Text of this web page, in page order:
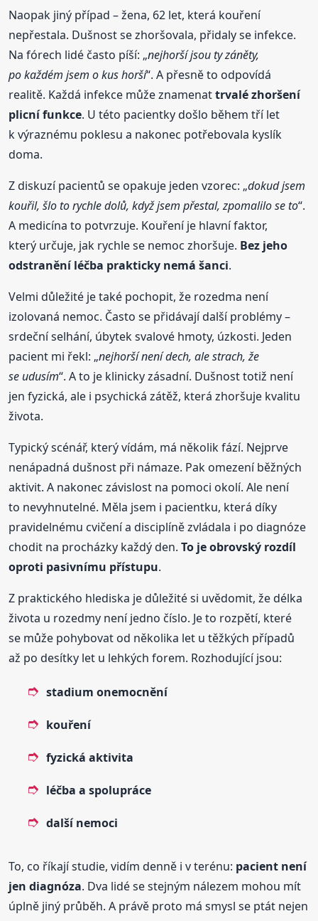
Naopak jiný případ – žena, 62 let, která kouření
nepřestala. Dušnost se zhoršovala, přidaly se infekce.
Na fórech lidé často píší: „nejhorší jsou ty záněty,
po každém jsem o kus horší“. A přesně to odpovídá
realitě. Každá infekce může znamenattrvalé zhoršení
plicní funkce. U této pacientky došlo během tří let
k výraznému poklesu a nakonec potřebovala kyslík
doma.
Z diskuzí pacientů se opakuje jeden vzorec: „dokud jsem
kouřil, šlo to rychle dolů, když jsem přestal, zpomalilo se to“.
A medicína to potvrzuje. Kouření je hlavní faktor,
který určuje, jak rychle se nemoc zhoršuje. Bez jeho
odstranění léčba prakticky nemá šanci.
Velmi důležité je také pochopit, že rozedma není
izolovaná nemoc. Často se přidávají další problémy –
srdeční selhání, úbytek svalové hmoty, úzkosti. Jeden
pacient mi řekl: „nejhorší není dech, ale strach, že
se udusím“. A to je klinicky zásadní. Dušnost totiž není
jen fyzická, ale i psychická zátěž, která zhoršuje kvalitu
života.
Typický scénář, který vídám, má několik fází. Nejprve
nenápadná dušnost při námaze. Pak omezení běžných
aktivit. A nakonec závislost na pomoci okolí. Ale není
to nevyhnutelné. Měla jsem i pacientku, která díky
pravidelnému cvičení a disciplíně zvládala i po diagnóze
chodit na procházky každý den.To je obrovský rozdíl
oproti pasivnímu přístupu.
Z praktického hlediska je důležité si uvědomit, že délka
života u rozedmy není jedno číslo. Je to rozpětí, které
se může pohybovat od několika let u těžkých případů
až po desítky let u lehkých forem. Rozhodující jsou:
stadium onemocnění
kouření
fyzická aktivita
léčba a spolupráce
další nemoci
To, co říkají studie, vidím denně i v terénu: pacient není
jen diagnóza. Dva lidé se stejným nálezem mohou mít
úplně jiný průběh. A právě proto má smysl se ptát nejen